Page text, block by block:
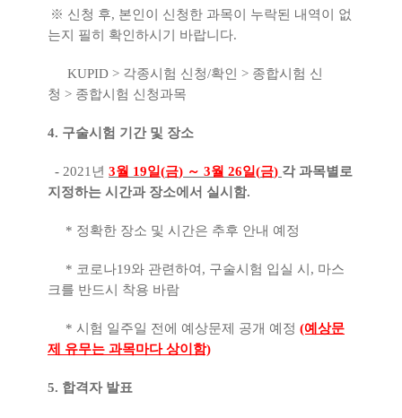
청 후, 본인이 신청한 과목이 누락된 내역이 없
는지 필히 확인하시기 바랍니다.
> 각종시험 신청/확인 > 종합시험 신
청 > 종합시험 신청과목
4. 구술시험 기간 및 장소
- 2021년 3월 19일(금) ～ 3월 26일(금) 각 과목별로
지정하는 시간과 장소에서 실시함.
* 정확한 장소 및 시간은 추후 안내 예정
* 코로나19와 관련하여, 구술시험 입실 시, 마스
크를 반드시 착용 바람
* 시험 일주일 전에 예상문제 공개 예정 (예상문
제 유무는 과목마다 상이함)
5. 합격자 발표